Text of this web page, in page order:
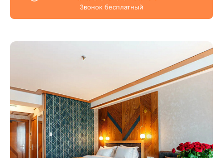
Звонок бесплатный